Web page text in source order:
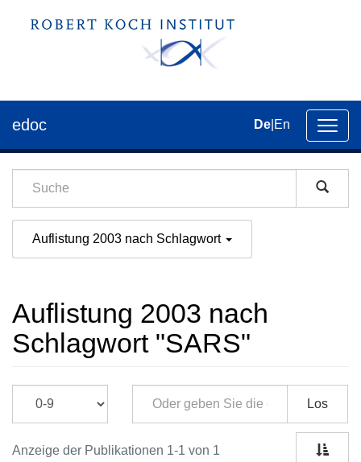
der
edoc De En
Auflistung 2003 nach Schlagwort
Auflistung 2003 nach
Schlagwort "SARS"
Los
Anzeige der Publikationen 1-1 von 1